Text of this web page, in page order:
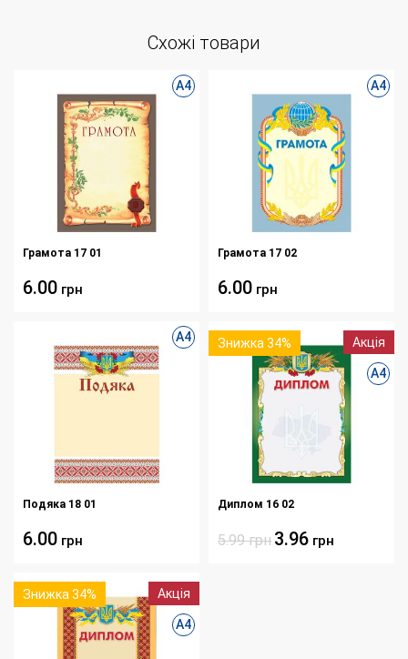
Схожі товари
А4
Грамота 17 01
6.00 грн
А4
Грамота 17 02
6.00 грн
А4
Подяка 18 01
6.00 грн
Акція
Знижка 34%
А4
Диплом 16 02
5.99 грн 3.96 грн
Акція
Знижка 34%
А4